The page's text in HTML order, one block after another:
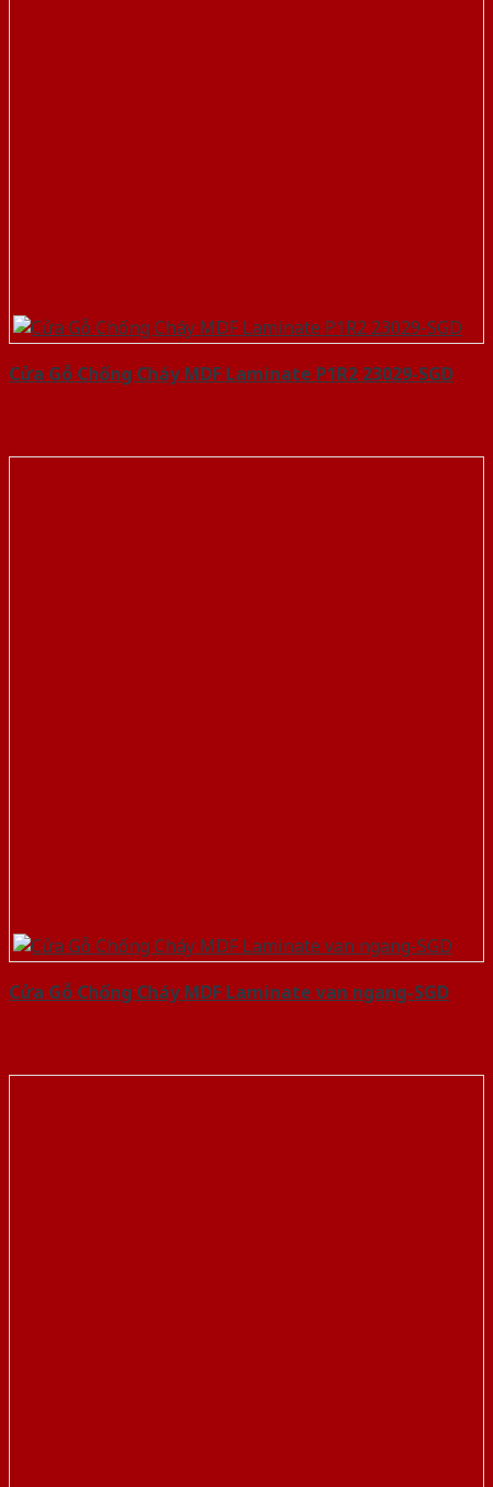
Cửa Gỗ Chống Cháy MDF Laminate P1R2 23029-SGD
Cửa Gỗ Chống Cháy MDF Laminate van ngang-SGD